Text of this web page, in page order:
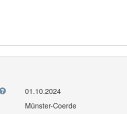
01.10.2024
Münster-Coerde